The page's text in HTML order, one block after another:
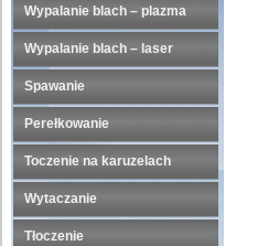
Wypalanie blach – plazma
Wypalanie blach – laser
Spawanie
Perełkowanie
Toczenie na karuzelach
Wytaczanie
Tłoczenie